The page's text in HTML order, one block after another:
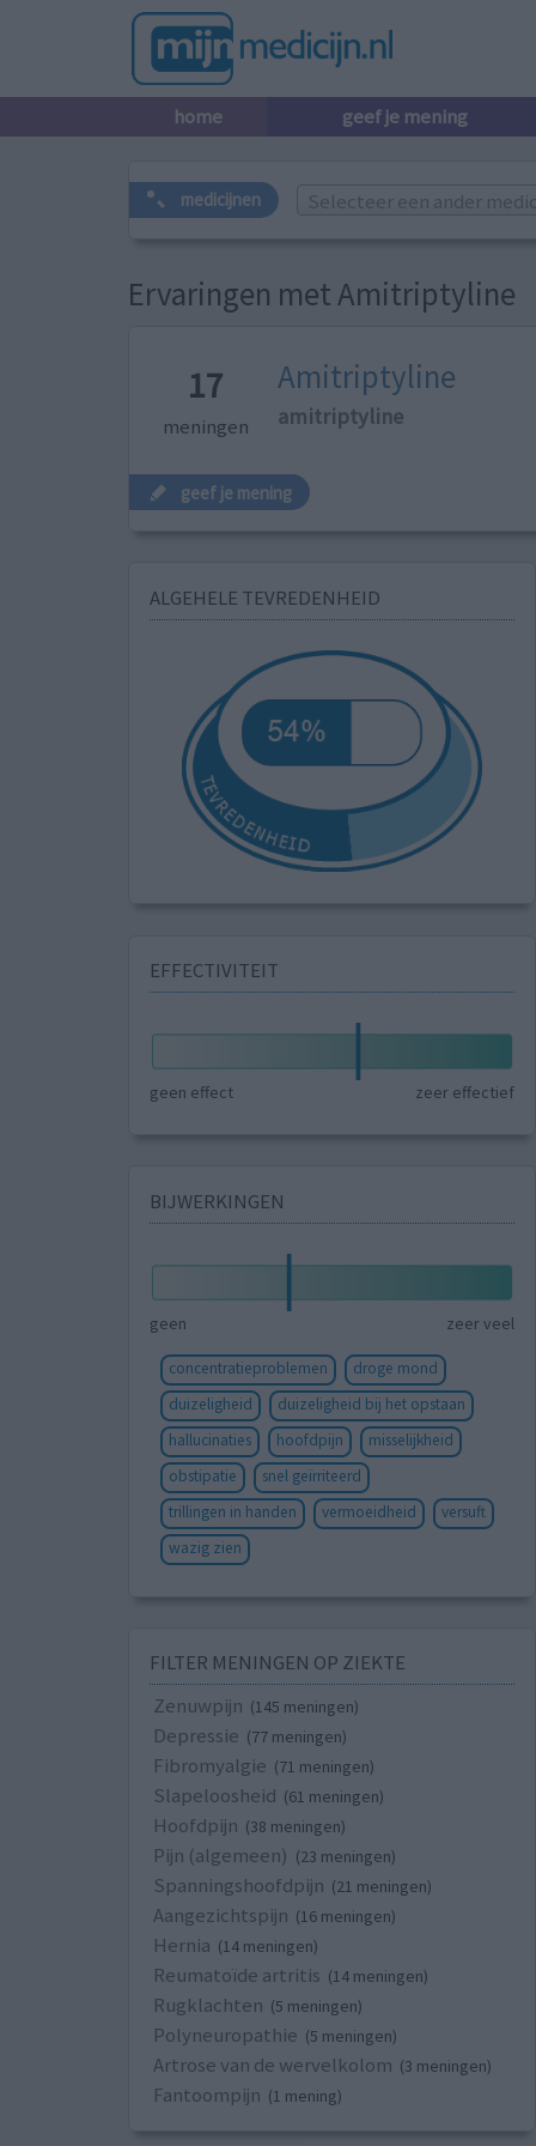
home geef je mening
medicijnen Selecteer een ander
Ervaringen met Amitriptyline
17
meningen
Amitriptyline
amitriptyline
geef je mening
ALGEHELE TEVREDENHEID
EFFECTIVITEIT
geen effect zeer effectief
BIJWERKINGEN
geen zeer veel
concentratieproblemen
droge mond
duizeligheid
duizeligheid bij het opstaan
hallucinaties
hoofdpijn
misselijkheid
obstipatie
snel geïrriteerd
trillingen in handen
vermoeidheid
versuft
wazig zien
FILTER MENINGEN OP ZIEKTE
Zenuwpijn (145 meningen)
Depressie (77 meningen)
Fibromyalgie (71 meningen)
Slapeloosheid (61 meningen)
Hoofdpijn (38 meningen)
Pijn (algemeen) (23 meningen)
Spanningshoofdpijn (21 meningen)
Aangezichtspijn (16 meningen)
Hernia (14 meningen)
Reumatoïde artritis (14 meningen)
Rugklachten (5 meningen)
Polyneuropathie (5 meningen)
Artrose van de wervelkolom (3 meningen)
Fantoompijn (1 mening)